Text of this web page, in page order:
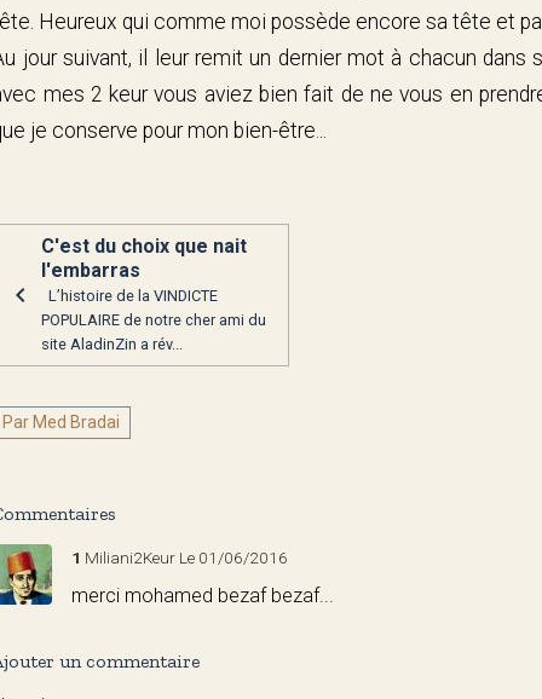
Heureux qui comme moi possède encore sa tête et
jour suivant, il leur remit un dernier mot à chacun dans
mes 2 keur vous aviez bien fait de ne vous en
je conserve pour mon bien-être...
C'est du choix que nait
l'embarras
L’histoire de la VINDICTE
POPULAIRE de notre cher ami du
site AladinZin a rév...
Par Med Bradai
1 Miliani2Keur Le 01/06/2016
merci mohamed bezaf bezaf...
un commentaire